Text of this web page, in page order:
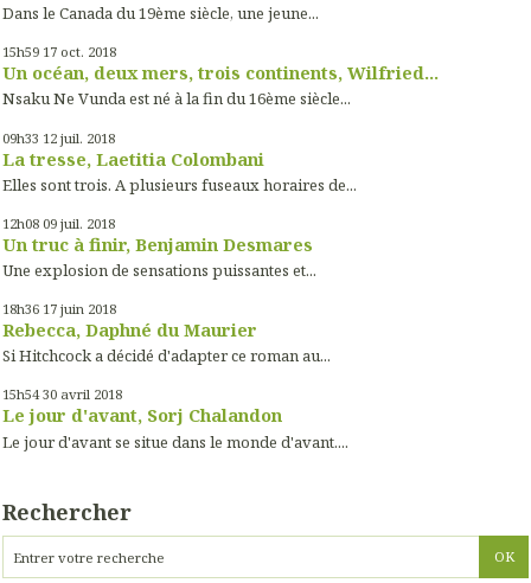
Dans le Canada du 19ème siècle, une jeune...
15h59 17 oct. 2018
Un océan, deux mers, trois continents, Wilfried...
Nsaku Ne Vunda est né à la fin du 16ème siècle...
09h33 12 juil. 2018
La tresse, Laetitia Colombani
Elles sont trois. A plusieurs fuseaux horaires de...
12h08 09 juil. 2018
Un truc à finir, Benjamin Desmares
Une explosion de sensations puissantes et...
18h36 17 juin 2018
Rebecca, Daphné du Maurier
Si Hitchcock a décidé d'adapter ce roman au...
15h54 30 avril 2018
Le jour d'avant, Sorj Chalandon
Le jour d'avant se situe dans le monde d'avant....
Rechercher